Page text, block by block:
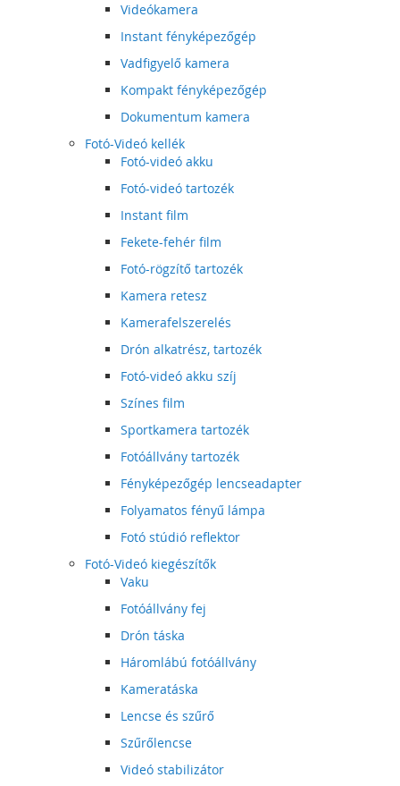
Videókamera
Instant fényképezőgép
Vadfigyelő kamera
Kompakt fényképezőgép
Dokumentum kamera
Fotó-Videó kellék
Fotó-videó akku
Fotó-videó tartozék
Instant film
Fekete-fehér film
Fotó-rögzítő tartozék
Kamera retesz
Kamerafelszerelés
Drón alkatrész, tartozék
Fotó-videó akku szíj
Színes film
Sportkamera tartozék
Fotóállvány tartozék
Fényképezőgép lencseadapter
Folyamatos fényű lámpa
Fotó stúdió reflektor
Fotó-Videó kiegészítők
Vaku
Fotóállvány fej
Drón táska
Háromlábú fotóállvány
Kameratáska
Lencse és szűrő
Szűrőlencse
Videó stabilizátor